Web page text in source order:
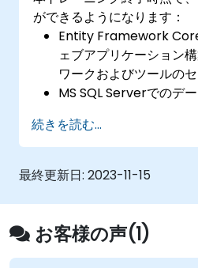
ができるようになります：
Entity Framework
ェブアプリケーション
ワークおよびツールの
MS SQL Serverでのデ
ースト」および「デー
活用
マイグレーションやシ
サンプルのASP.Net
作成
続きを読む...
最終更新日: 2023-11-15
お客様の声(1)